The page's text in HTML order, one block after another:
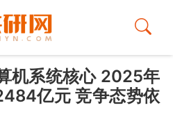
机系统核心 2025年
亿元 竞争态势依